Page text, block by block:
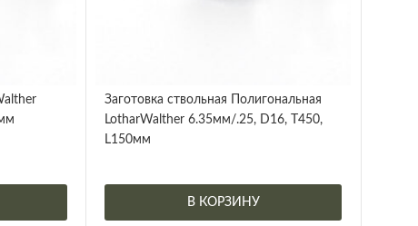
Заготовка ствольная Полигональная
LotharWalther 6.35мм/.25, D16, Т450,
L150мм
В КОРЗИНУ